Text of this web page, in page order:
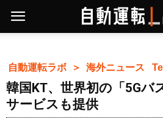
自動運転ラボ ＞ 海外ニュース
韓国KT、世界初の「5G
サービスも提供